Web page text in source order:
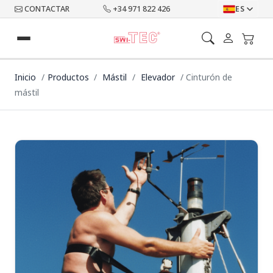
CONTACTAR +34 971 822 426 ES
Inicio Productos Mástil Elevador
Cinturón de
mástil